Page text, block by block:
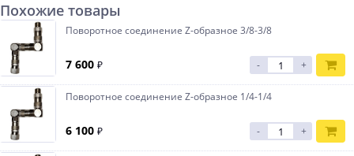
Похожие товары
Поворотное соединение Z-образное 3/8-3/8
7 600 ₽ - +
Поворотное соединение Z-образное 1/4-1/4
6 100 ₽ - +